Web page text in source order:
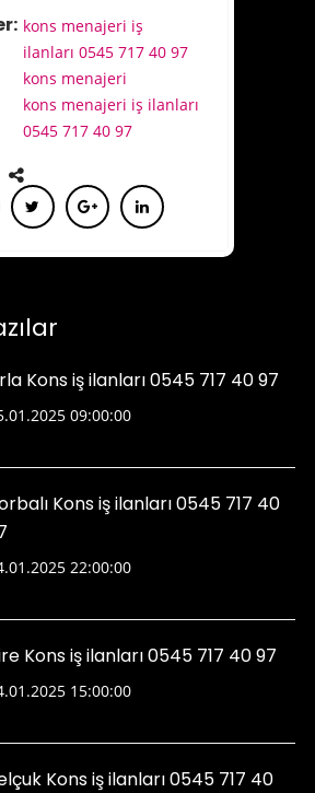
kons menajeri iş
ilanları 0545 717 40 97
kons menajeri
kons menajeri iş ilanları
0545 717 40 97
Kons iş ilanları 0545 717 40 97
09:00:00
Kons iş ilanları 0545 717 40
22:00:00
Kons iş ilanları 0545 717 40 97
15:00:00
Kons iş ilanları 0545 717 40